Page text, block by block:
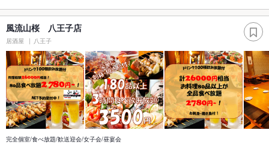
風流山桜 八王子店
居酒屋 八王子
完全個室/食べ放題/歓送迎会/女子会/昼宴会